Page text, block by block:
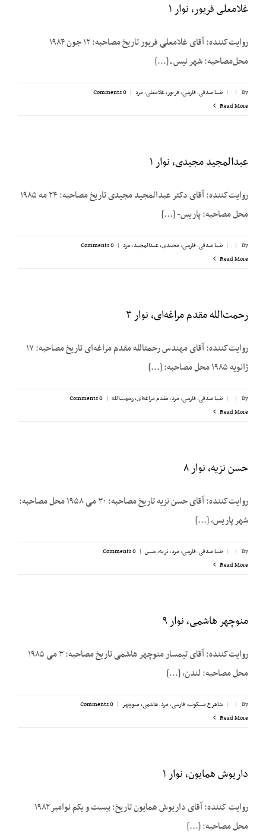
غلامعلی فریور، نوار ۱
روایت‌کننده: آقای غلامعلی فریور تاریخ مصاحبه: ۱۲ جون ۱۹۸۴
محل‌مصاحبه: شهر نیس ـ [...]
By
|
| ضیا صدقی,فارسی,فریور، غلامعلی,مرد |
0 Comments
Read More
عبدالمجید مجیدی، نوار ۱
روایت‌کننده: آقای دکتر عبدالمجید مجیدی تاریخ مصاحبه: ۲۴ مه ۱۹۸۵
محل مصاحبه: پاریس- [...]
By
|
| ضیا صدقی,فارسی,مجیدی،‌ عبدالمجید,مرد |
0 Comments
Read More
رحمت‌الله مقدم مراغه‌ای، نوار ۳
روایت‌کننده: آقای مهندس رحمت‏الله مقدم مراغه‌ای تاریخ مصاحبه: ۱۷
ژانویه ۱۹۸۵ محل مصاحبه: [...]
By
|
| ضیا صدقی,فارسی,مرد,مقدم مراغه‌ای، رحمت‌الله |
0 Comments
Read More
حسن نزیه، نوار ۸
روایت‌کننده: آقای حسن نزیه تاریخ مصاحبه: ۳۰ می ۱۹۵۸ محل مصاحبه:
شهر پاریس، [...]
By
|
| ضیا صدقی,فارسی,مرد,نزیه، حسن |
0 Comments
Read More
منوچهر هاشمی، نوار ۹
روایت‌کننده: آقای تیمسار منوچهر هاشمی تاریخ مصاحبه: ۳ می ۱۹۸۵
محل مصاحبه: لندن، [...]
By
|
| شاهرخ مسکوب,فارسی,مرد,هاشمی، منوچهر |
0 Comments
Read More
داریوش همایون، نوار ۱
روایت کننده: آقای داریوش همایون تاریخ: بیست و یکم نوامبر ۱۹۸۲
محل مصاحبه: [...]